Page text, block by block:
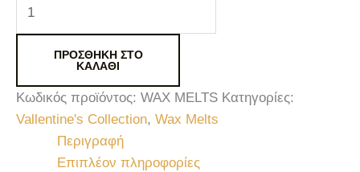
ΠΡΟΣΘΉΚΗ ΣΤΟ
ΚΑΛΆΘΙ
Κωδικός προϊόντος: WAX MELTS Κατηγορίες:
Vallentine's Collection, Wax Melts
Περιγραφή
Επιπλέον πληροφορίες